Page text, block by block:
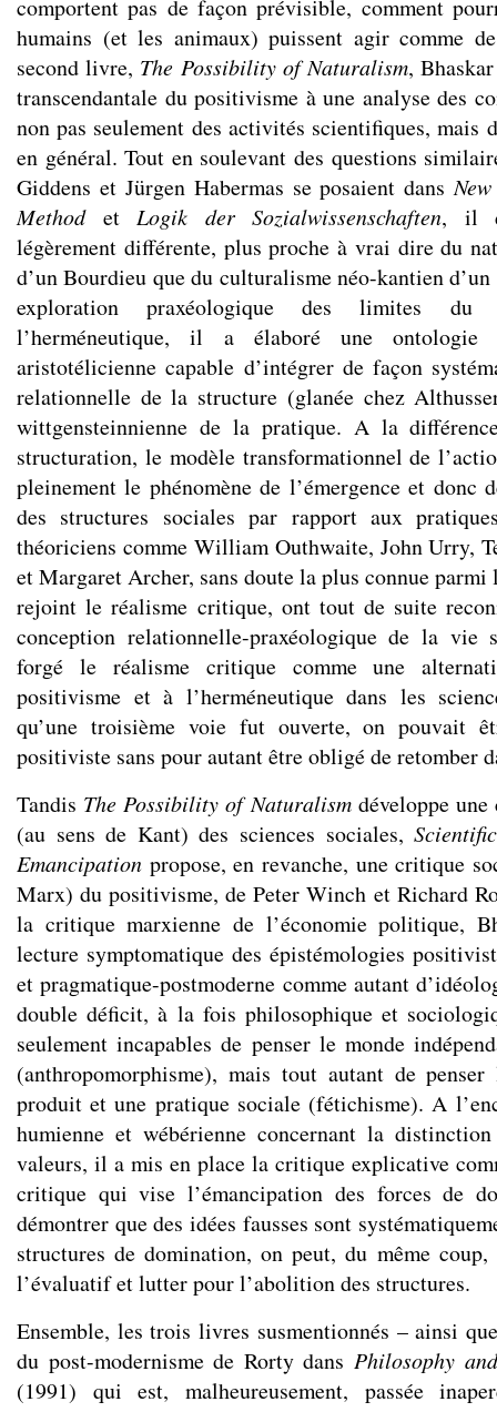
comportent pas de façon prévisible, comment
humains (et les animaux) puissent agir comme
second livre, The Possibility of Naturalism,
transcendantale du positivisme à une analyse des
non pas seulement des activités scientifiques, mais
en général. Tout en soulevant des questions
Giddens et Jürgen Habermas se posaient dans
Methodet Logik der Sozialwissenschaften, il
légèrement différente, plus proche à vrai dire du
d’un Bourdieu que du culturalisme néo-kantien
exploration praxéologique des limites
l’herméneutique, il a élaboré une ontologie
aristotélicienne capable d’intégrer de façon
relationnelle de la structure (glanée chez
wittgensteinnienne de la pratique. A la
structuration, le modèle transformationnel de
pleinement le phénomène de l’émergence et donc
des structures sociales par rapport aux
théoriciens comme William Outhwaite, John Urry,
et Margaret Archer, sans doute la plus connue
rejoint le réalisme critique, ont tout de suite
conception relationnelle-praxéologique de la vie
forgé le réalisme critique comme une
positivisme et à l’herméneutique dans les
qu’une troisième voie fut ouverte, on pouvait
positiviste sans pour autant être obligé de retomber
Tandis The Possibility of Naturalismdéveloppe
(au sens de Kant) des sciences sociales,
Emancipation propose, en revanche, une critique
Marx) du positivisme, de Peter Winch et Richard
la critique marxienne de l’économie politique,
lecture symptomatique des épistémologies
et pragmatique-postmoderne comme autant
double déficit, à la fois philosophique et
seulement incapables de penser le monde
(anthropomorphisme), mais tout autant de
produit et une pratique sociale (fétichisme). A
humienne et wébérienne concernant la
valeurs, il a mis en place la critique explicative
critique qui vise l’émancipation des forces de
démontrer que des idées fausses sont
structures de domination, on peut, du même
l’évaluatif et lutter pour l’abolition des structures.
Ensemble, les trois livres susmentionnés – ainsi
du post-modernisme de Rorty dans Philosophy
(1991) qui est, malheureusement, passée